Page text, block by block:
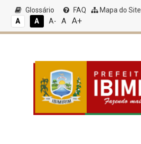
Glossário FAQ Mapa do Site
A
A A- A A+